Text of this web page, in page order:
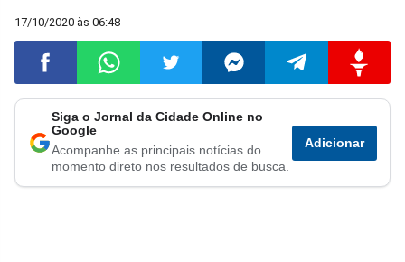
17/10/2020 às 06:48
Compartilhar
no
Compartilhar
no
Compartilhar
no
Compartilhar
no
Compartilhar
no
no
Siga o Jornal da Cidade Online no
Google
Acompanhe as principais notícias do
momento direto nos resultados de busca.
Adicionar